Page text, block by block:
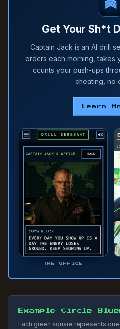
Get Your Sh*t
Captain Jack is an AI drill
orders each morning, takes
counts your push-ups
cheating, no
Learn
THE OFFICE
Example Circle
Each green square represents